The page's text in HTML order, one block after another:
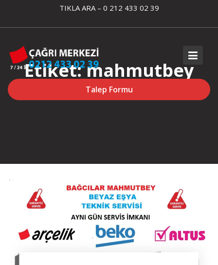
content
TIKLA ARA – 0 212 433 02 39
Talep Formu
Etiket:mahmutbey
arçelik